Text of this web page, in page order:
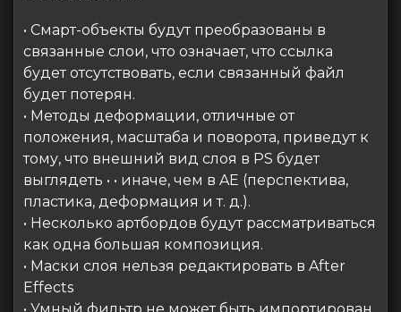
• Смарт-объекты будут преобразованы в
связанные слои, что означает, что ссылка
будет отсутствовать, если связанный файл
будет потерян.
• Методы деформации, отличные от
положения, масштаба и поворота, приведут к
тому, что внешний вид слоя в PS будет
выглядеть • • иначе, чем в AE (перспектива,
пластика, деформация и т. д.).
• Несколько артбордов будут рассматриваться
как одна большая композиция.
• Маски слоя нельзя редактировать в After
Effects
• Умный фильтр не может быть импортирован